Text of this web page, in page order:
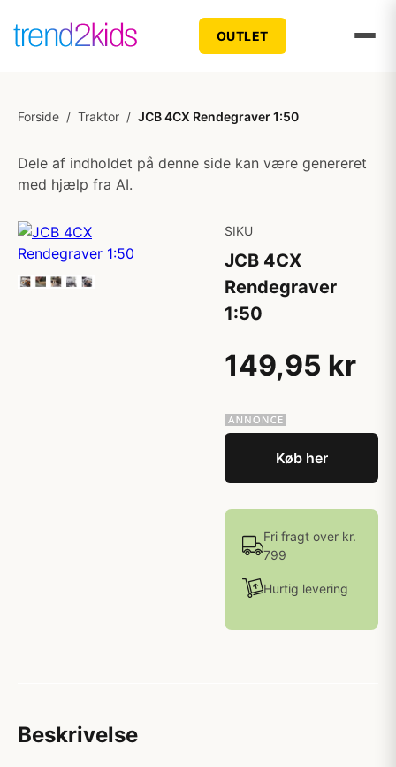
OUTLET
Forside / Traktor / JCB 4CX Rendegraver 1:50
Dele af indholdet på denne side kan være genereret
med hjælp fra AI.
SIKU
JCB 4CX
Rendegraver
1:50
149,95 kr
Køb her
Fri fragt over kr.
799
Hurtig levering
Beskrivelse